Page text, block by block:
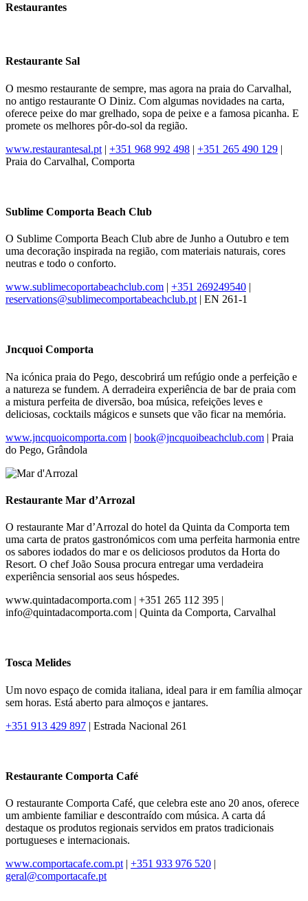
Restaurantes
Restaurante Sal
O mesmo restaurante de sempre, mas agora na praia do Carvalhal,
no antigo restaurante O Diniz. Com algumas novidades na carta,
oferece peixe do mar grelhado, sopa de peixe e a famosa picanha. E
promete os melhores pôr-do-sol da região.
www.restaurantesal.pt | +351 968 992 498 | +351 265 490 129 |
Praia do Carvalhal, Comporta
Sublime Comporta Beach Club
O Sublime Comporta Beach Club abre de Junho a Outubro e tem
uma decoração inspirada na região, com materiais naturais, cores
neutras e todo o conforto.
www.sublimecoportabeachclub.com | +351 269249540 |
reservations@sublimecomportabeachclub.pt | EN 261-1
Jncquoi Comporta
Na icónica praia do Pego, descobrirá um refúgio onde a perfeição e
a natureza se fundem. A derradeira experiência de bar de praia com
a mistura perfeita de diversão, boa música, refeições leves e
deliciosas, cocktails mágicos e sunsets que vão ficar na memória.
www.jncquoicomporta.com | book@jncquoibeachclub.com | Praia
do Pego, Grândola
Restaurante Mar d’Arrozal
O restaurante Mar d’Arrozal do hotel da Quinta da Comporta tem
uma carta de pratos gastronómicos com uma perfeita harmonia entre
os sabores iodados do mar e os deliciosos produtos da Horta do
Resort. O chef João Sousa procura entregar uma verdadeira
experiência sensorial aos seus hóspedes.
www.quintadacomporta.com | +351 265 112 395 |
info@quintadacomporta.com | Quinta da Comporta, Carvalhal
Tosca Melides
Um novo espaço de comida italiana, ideal para ir em família almoçar
sem horas. Está aberto para almoços e jantares.
+351 913 429 897 | Estrada Nacional 261
Restaurante Comporta Café
O restaurante Comporta Café, que celebra este ano 20 anos, oferece
um ambiente familiar e descontraído com música. A carta dá
destaque os produtos regionais servidos em pratos tradicionais
portugueses e internacionais.
www.comportacafe.com.pt | +351 933 976 520 |
geral@comportacafe.pt